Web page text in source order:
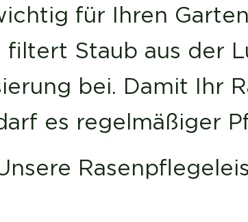
für Ihren
filtert Staub aus der
bei. Damit Ihr
es regelmäßiger